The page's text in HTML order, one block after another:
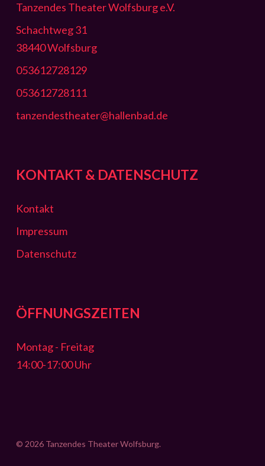
Tanzendes Theater Wolfsburg e.V.
Schachtweg 31
38440 Wolfsburg
053612728129
053612728111
tanzendestheater@hallenbad.de
KONTAKT & DATENSCHUTZ
Kontakt
Impressum
Datenschutz
ÖFFNUNGSZEITEN
Montag - Freitag
14:00-17:00 Uhr
© 2026 Tanzendes Theater Wolfsburg.